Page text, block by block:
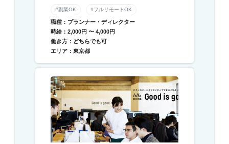
#副業OK #フルリモートOK
職種：プランナー・ディレクター
時給：2,000円 〜 4,000円
働き方：どちらでも可
エリア：東京都